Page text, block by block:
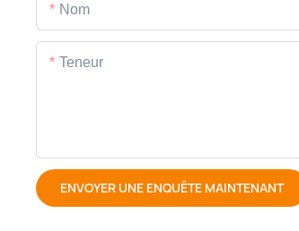
Nom
Teneur
ENVOYER UNE ENQUÊTE MAINTENANT